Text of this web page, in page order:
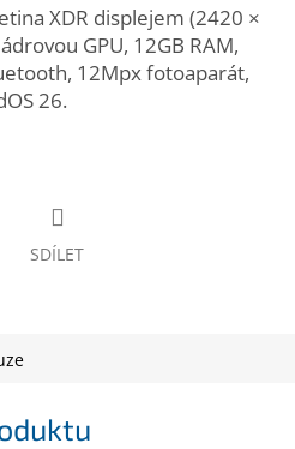
XDR displejem (2420 ×
GPU, 12GB RAM,
12Mpx fotoaparát,
26.
SDÍLET